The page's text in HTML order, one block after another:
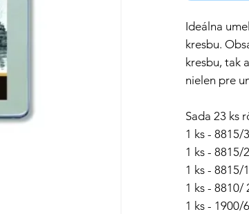
Ideálna
kresbu.
kresbu, tak
nielen pre
Sada 23 ks
1 ks - 8815/
1 ks - 8815/
1 ks - 8815/
1 ks - 8810/
1 ks - 1900/